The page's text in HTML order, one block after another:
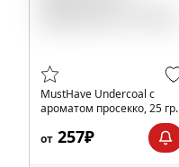
MustHave Undercoal с
ароматом просекко, 25 гр.
от 257₽